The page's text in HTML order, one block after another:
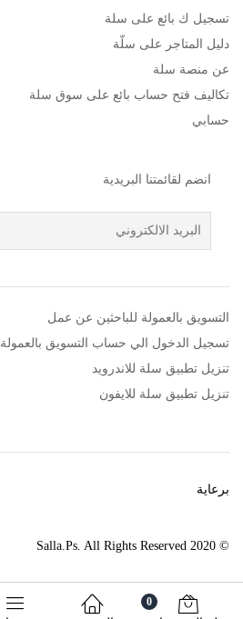
تسجيل ك بائع على سلة
دليل المتاجر على سلّة
عن منصة سلة
تكاليف فتح حساب بائع على سوق سلة
حسابي
انضم لقائمتنا البريدية
التسويق بالعمولة للباحثين عن عمل
تسجيل الدخول الي حساب التسويق بالعمولة
تنزيل تطبيق سلة للاندرويد
تنزيل تطبيق سلة للايفون
© 2020 Salla.Ps. All Rights Reserved
برعاية
0